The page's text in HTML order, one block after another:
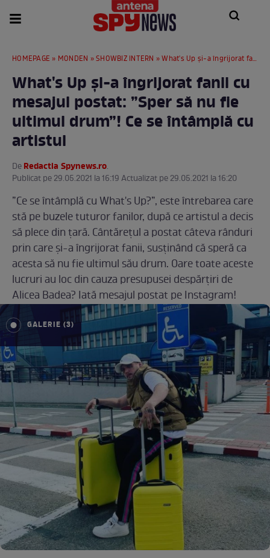
HOMEPAGE » MONDEN »SHOWBIZ INTERN » What's Up și-a îngrijorat fanii cu mesajul postat: ”Sper să nu fie ultimul drum”! Ce se întâmplă cu artistul
What's Up și-a îngrijorat fanii cu
mesajul postat: ”Sper să nu fie
ultimul drum”! Ce se întâmplă cu
artistul
DeRedactia Spynews.ro.
Publicat pe 29.05.2021 la 16:19 Actualizat pe 29.05.2021 la 16:20
”Ce se întâmplă cu What's Up?”, este întrebarea care
stă pe buzele tuturor fanilor, după ce artistul a decis
să plece din țară. Cântărețul a postat câteva rânduri
prin care și-a îngrijorat fanii, susținând că speră ca
acesta să nu fie ultimul său drum. Oare toate aceste
lucruri au loc din cauza presupusei despărțiri de
Alicea Badea? Iată mesajul postat pe Instagram!
GALERIE (3)